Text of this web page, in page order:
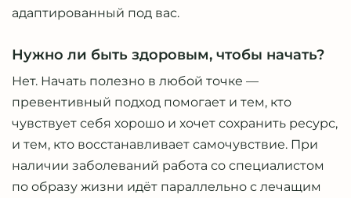
адаптированный под вас.
Нужно ли быть здоровым, чтобы начать?
Нет. Начать полезно в любой точке —
превентивный подход помогает и тем, кто
чувствует себя хорошо и хочет сохранить ресурс,
и тем, кто восстанавливает самочувствие. При
наличии заболеваний работа со специалистом
по образу жизни идёт параллельно с лечащим